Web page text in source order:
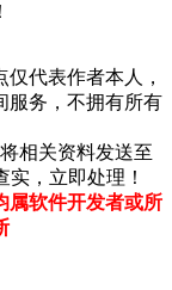
代表作者本人，
服务，不拥有所有
相关资料发送至
实，立即处理！
属软件开发者或所